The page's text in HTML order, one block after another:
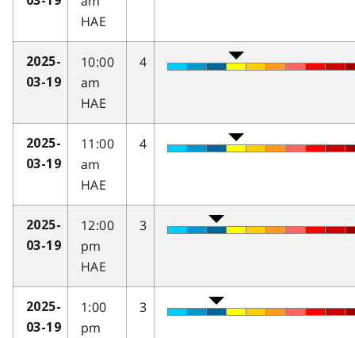
HAE
2025-
03-19
10:00
am
HAE
4
2025-
03-19
11:00
am
HAE
4
2025-
03-19
12:00
pm
HAE
3
2025-
03-19
1:00
pm
3